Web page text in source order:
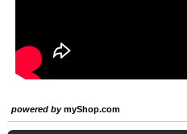
powered bymyShop.com